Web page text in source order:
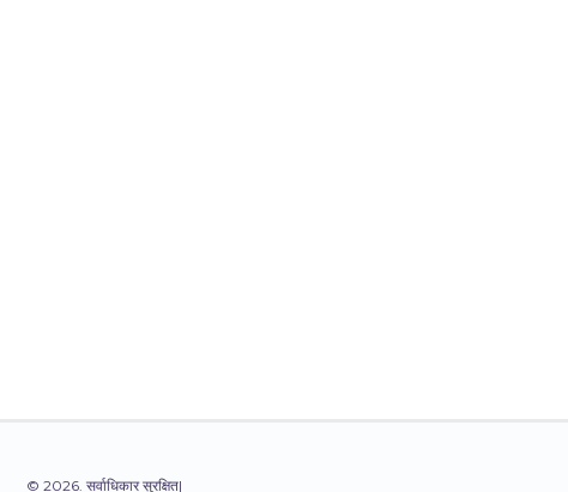
© 2026. सर्वाधिकार सुरक्षित|